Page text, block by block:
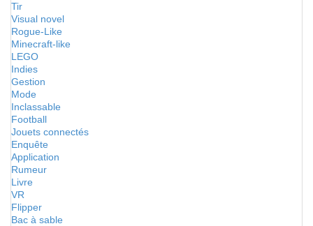
Tir
Visual novel
Rogue-Like
Minecraft-like
LEGO
Indies
Gestion
Mode
Inclassable
Football
Jouets connectés
Enquête
Application
Rumeur
Livre
VR
Flipper
Bac à sable